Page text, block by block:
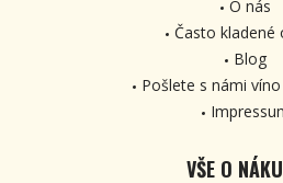
O nás
Často kladené
Blog
Pošlete s námi
VŠE O